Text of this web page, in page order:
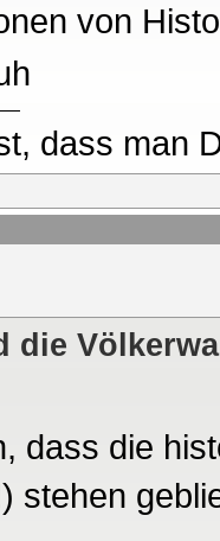
von
dass man
die
dass die
stehen